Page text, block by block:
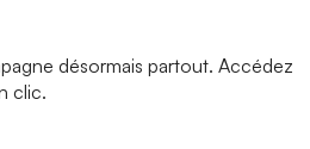
désormais partout. Accédez
clic.